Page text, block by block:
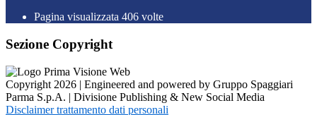
Pagina visualizzata 406 volte
Sezione Copyright
Copyright 2026 | Engineered and powered by Gruppo Spaggiari
Parma S.p.A. | Divisione Publishing & New Social Media
Disclaimer trattamento dati personali